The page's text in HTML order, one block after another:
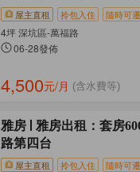
屋主直租 拎包入住 隨時可
4坪 深坑區-萬福路
06-28發佈
4,500元/月 (含水費等)
雅房
雅房出租：套房
路第四台
屋主直租 拎包入住 隨時可